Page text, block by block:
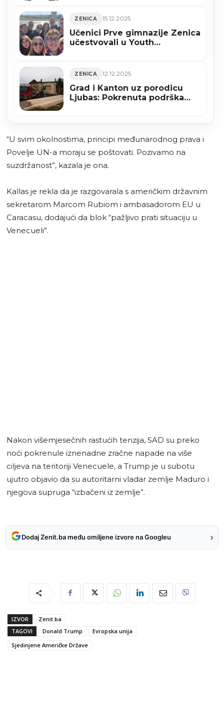
ZENICA 15.12.2025
Učenici Prve gimnazije Zenica
učestvovali u Youth
Državama
ZENICA 12.12.2025
Grad i Kanton uz porodicu
Ljubas: Pokrenuta podrška
“U svim okolnostima, principi međunarodnog prava i
Povelje UN-a moraju se poštovati. Pozivamo na
suzdržanost”, kazala je ona.
Kallas je rekla da je razgovarala s američkim državnim
sekretarom Marcom Rubiom i ambasadorom EU u
Caracasu, dodajući da blok “pažljivo prati situaciju u
Venecueli”.
Nakon višemjesečnih rastućih tenzija, SAD su preko
noći pokrenule iznenadne zračne napade na više
ciljeva na teritoriji Venecuele, a Trump je u subotu
ujutro objavio da su autoritarni vladar zemlje Maduro i
njegova supruga “izbačeni iz zemlje”.
Dodaj Zenit.ba među omiljene izvore na Googleu ›
IZVOR
Zenit.ba
TAGOVI
Donald Trump
Evropska unija
Sjedinjene Američke Države